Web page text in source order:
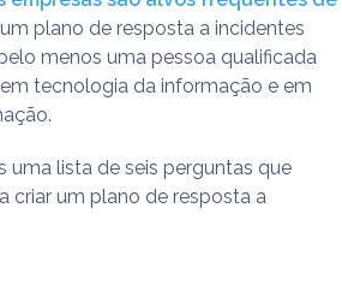
um plano de resposta a incidentes
menos uma pessoa qualificada
tecnologia da informação e em
uma lista de seis perguntas que
criar um plano de resposta a